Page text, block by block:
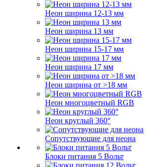
Неон ширина 12-13 мм
Неон ширина 13 мм
Неон ширина 15-17 мм
Неон ширина 17 мм
Неон ширина от >18 мм
Неон многоцветный RGB
Неон круглый 360°
Сопутствующие для неона
Блоки питания 5 Вольт